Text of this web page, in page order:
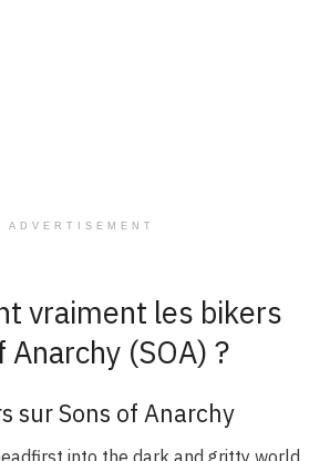
ADVERTISEMENT
vraiment les bikers
Anarchy (SOA) ?
sur Sons of Anarchy
into the dark and gritty world